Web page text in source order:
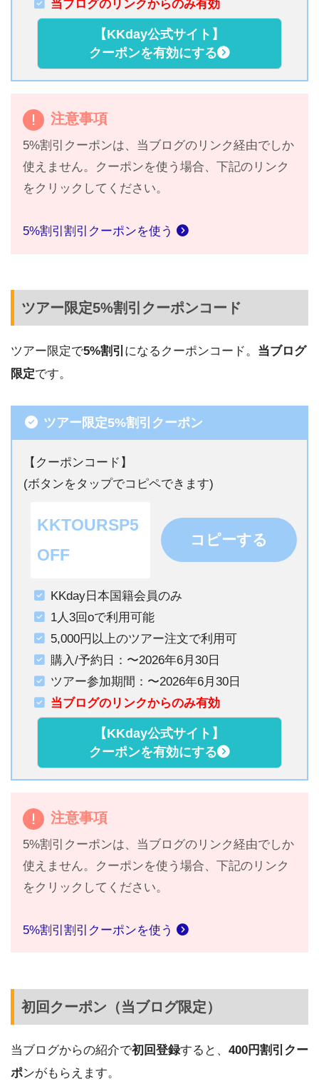
当ブログのリンクからのみ有効
【KKday公式サイト】
クーポンを有効にする
注意事項
5%割引クーポンは、当ブログのリンク経由でしか
使えません。クーポンを使う場合、下記のリンク
をクリックしてください。
5%割引割引クーポンを使う
ツアー限定5%割引クーポンコード
ツアー限定で5%割引 になるクーポンコード。 当ブログ
限定です。
ツアー限定5%割引クーポン
【クーポンコード】
(ボタンをタップでコピペできます)
KKTOURSP5
OFF
コピーする
KKday日本国籍会員のみ
1人3回oで利用可能
5,000円以上のツアー注文で利用可
購入/予約日：〜2026年6月30日
ツアー参加期間：〜2026年6月30日
当ブログのリンクからのみ有効
【KKday公式サイト】
クーポンを有効にする
注意事項
5%割引クーポンは、当ブログのリンク経由でしか
使えません。クーポンを使う場合、下記のリンク
をクリックしてください。
5%割引割引クーポンを使う
初回クーポン（当ブログ限定）
当ブログからの紹介で初回登録すると、 400円割引クー
ポンがもらえます。